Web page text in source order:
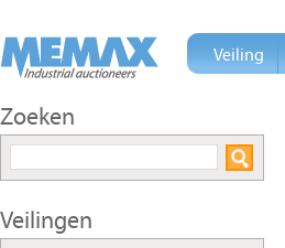
Zoeken
Veilingen
Veiling